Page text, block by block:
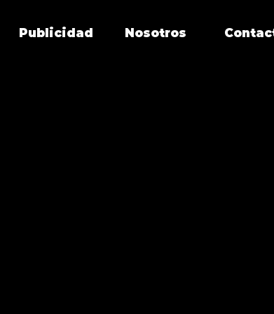
Publicidad Nosotros